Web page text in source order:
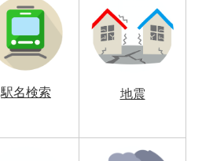
駅名検索 地震